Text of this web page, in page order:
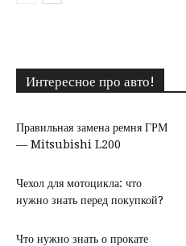
Интересное про авто!
Правильная замена ремня ГРМ
— Mitsubishi L200
Чехол для мотоцикла: что
нужно знать перед покупкой?
Что нужно знать о прокате